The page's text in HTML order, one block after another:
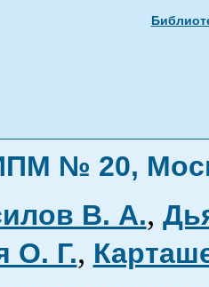
№ 20,
В. А.,
О. Г.,